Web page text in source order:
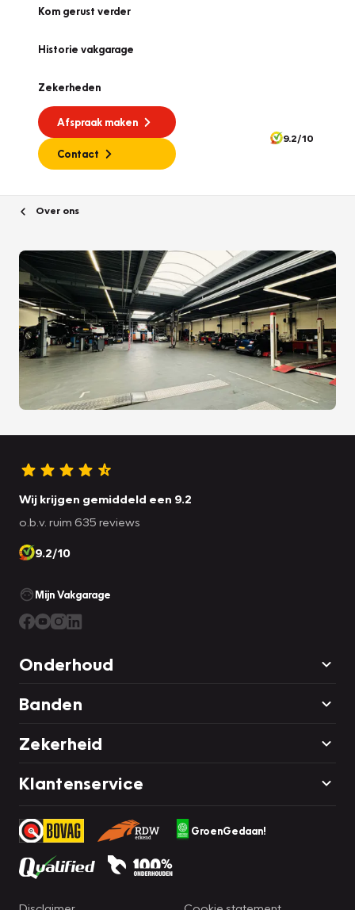
Kom gerust verder
Historie vakgarage
Zekerheden
Afspraak maken
Contact
9.2/10
Over ons
Wij krijgen gemiddeld een 9.2
o.b.v. ruim 635 reviews
9.2/10
Mijn Vakgarage
Onderhoud
Banden
Zekerheid
Klantenservice
GroenGedaan!